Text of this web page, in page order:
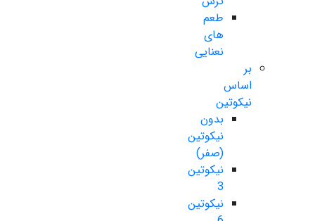
طعم
های
نعنایی
بر
اساس
نیکوتین
بدون
نیکوتین
(صفر)
نیکوتین
3
نیکوتین